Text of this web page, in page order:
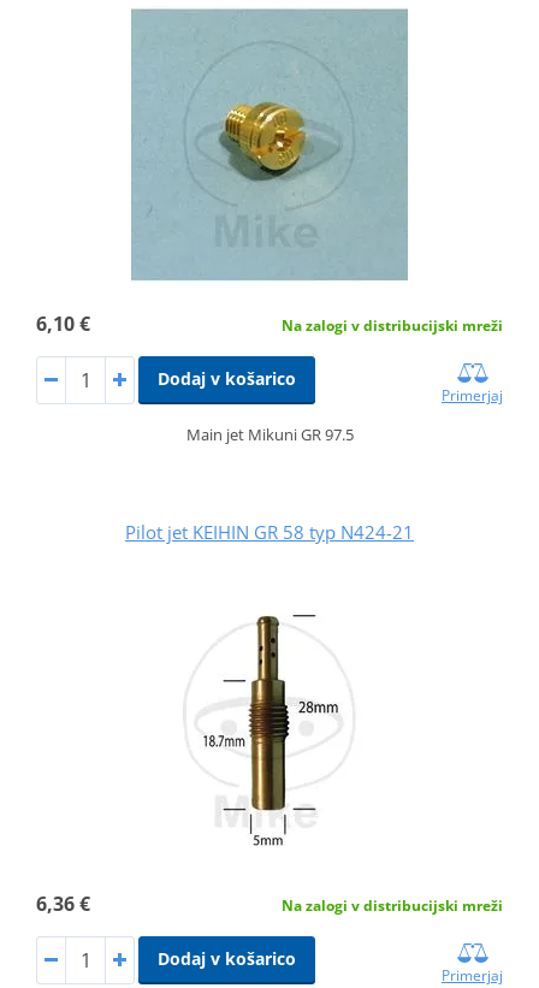
6,10 € Na zalogi v distribucijski mreži
Dodaj v košarico
Primerjaj
Main jet Mikuni GR 97.5
Pilot jet KEIHIN GR 58 typ N424-21
6,36 € Na zalogi v distribucijski mreži
Dodaj v košarico
Primerjaj